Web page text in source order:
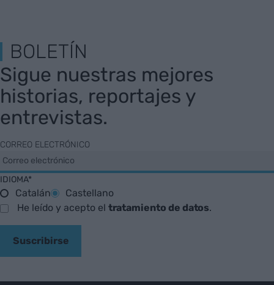
BOLETÍN
Sigue nuestras mejores
historias, reportajes y
entrevistas.
CORREO ELECTRÓNICO
IDIOMA*
Catalán
Castellano
He leído y acepto el tratamiento de datos.
Suscribirse